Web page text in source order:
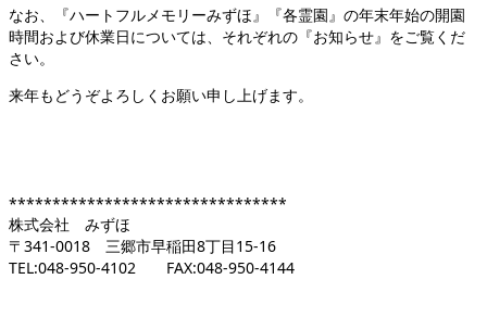
なお、『ハートフルメモリーみずほ』『各霊園』の年末年始の開園
時間および休業日については、それぞれの『お知らせ』をご覧くだ
さい。
来年もどうぞよろしくお願い申し上げます。
********************************
株式会社 みずほ
〒341-0018 三郷市早稲田8丁目15-16
TEL:048-950-4102 FAX:048-950-4144